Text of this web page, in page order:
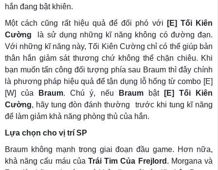
hắn đang bật khiên.
Một cách cũng rất hiệu quả để đối phó với
[E] Tối Kiên
Cường
là sử dụng những kĩ năng không có đường đạn.
Với những kĩ năng này, Tối Kiên Cường chỉ có thể giúp bản
thân hắn giảm sát thương chứ không thể chặn chiêu. Khi
bạn muốn tấn công đối tượng phía sau Braum thì đây chính
là phương pháp hiệu quả để tận dụng lỗ hổng từ combo [E]
[W] của
Braum. Chú ý, nếu Braumbật[E] Tối Kiên
Cường, hãy tung đòn đánh thường trước khi tung kĩ năng
để làm giảm khả năng phòng thủ của hắn.
Lựa chọn cho vị trí SP
Braum không mạnh trong giai đoạn đầu game. Hơn nữa,
khả năng cấu máu của Trái Tim Của Frejlord . Morgana và